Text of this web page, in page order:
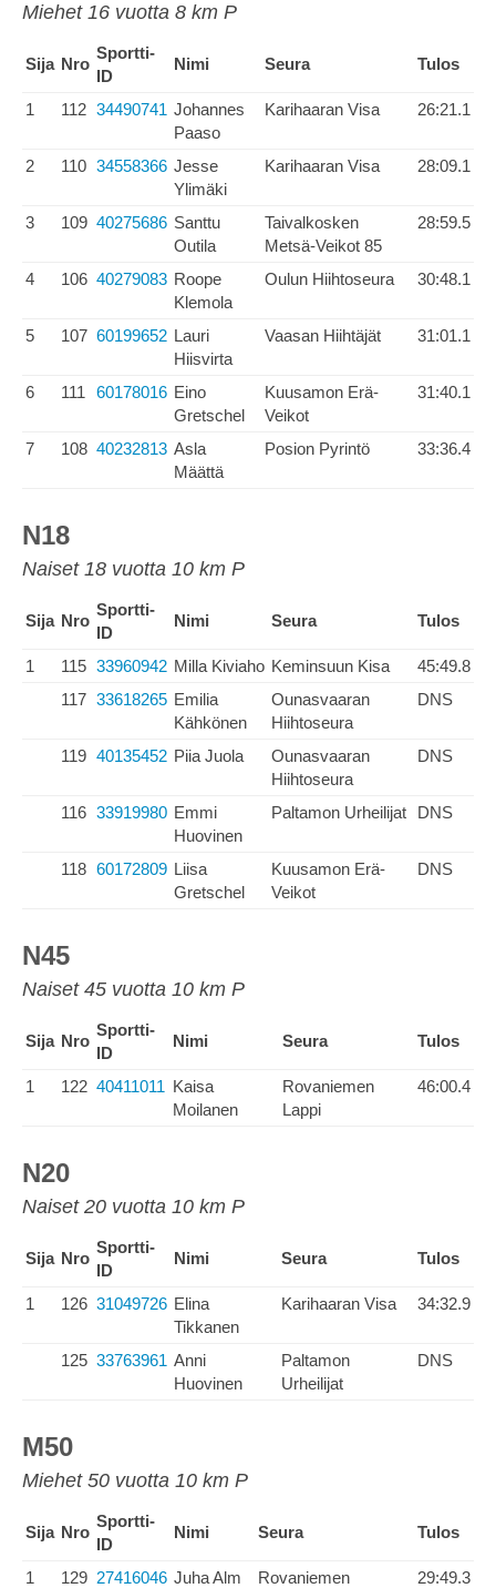
Miehet 16 vuotta 8 km P
Sija Nro
Sportti-
ID
Nimi Seura Tulos
1 112 34490741 Johannes
Paaso
Karihaaran Visa 26:21.1
2 110 34558366 Jesse
Ylimäki
Karihaaran Visa 28:09.1
3 109 40275686 Santtu
Outila
Taivalkosken
Metsä-Veikot 85
28:59.5
4 106 40279083 Roope
Klemola
Oulun Hiihtoseura 30:48.1
5 107 60199652 Lauri
Hiisvirta
Vaasan Hiihtäjät 31:01.1
6 111 60178016 Eino
Gretschel
Kuusamon Erä-
Veikot
31:40.1
7 108 40232813 Asla
Määttä
Posion Pyrintö 33:36.4
N18
Naiset 18 vuotta 10 km P
Sija Nro
Sportti-
ID
Nimi Seura Tulos
1 115 33960942 Milla Kiviaho Keminsuun Kisa
45:49.8
117 33618265 Emilia
Kähkönen
Ounasvaaran
Hiihtoseura
DNS
119 40135452 Piia Juola
Ounasvaaran
Hiihtoseura
DNS
116 33919980 Emmi
Huovinen
Paltamon Urheilijat DNS
118 60172809 Liisa
Gretschel
Kuusamon Erä-
Veikot
DNS
N45
Naiset 45 vuotta 10 km P
Sija Nro
Sportti-
ID
Nimi Seura Tulos
1 122 40411011 Kaisa
Moilanen
Rovaniemen
Lappi
46:00.4
N20
Naiset 20 vuotta 10 km P
Sija Nro
Sportti-
ID
Nimi Seura Tulos
1 126 31049726 Elina
Tikkanen
Karihaaran Visa 34:32.9
125 33763961 Anni
Huovinen
Paltamon
Urheilijat
DNS
M50
Miehet 50 vuotta 10 km P
Sija Nro
Sportti-
ID
Nimi Seura Tulos
1 129 27416046 Juha Alm
Rovaniemen
29:49.3